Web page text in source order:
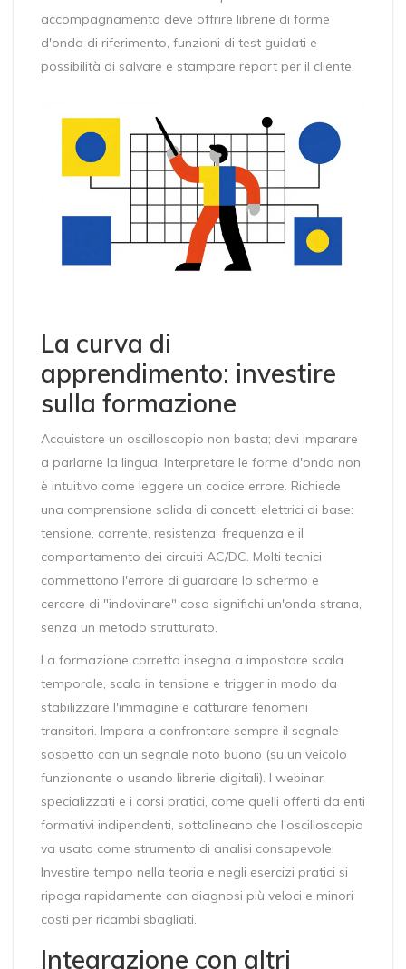
accompagnamento deve offrire librerie di forme
d'onda di riferimento, funzioni di test guidati e
possibilità di salvare e stampare report per il cliente.
La curva di
apprendimento: investire
sulla formazione
Acquistare un oscilloscopio non basta; devi imparare
a parlarne la lingua. Interpretare le forme d'onda non
è intuitivo come leggere un codice errore. Richiede
una comprensione solida di concetti elettrici di base:
tensione, corrente, resistenza, frequenza e il
comportamento dei circuiti AC/DC. Molti tecnici
commettono l'errore di guardare lo schermo e
cercare di "indovinare" cosa significhi un'onda strana,
senza un metodo strutturato.
La formazione corretta insegna a impostare scala
temporale, scala in tensione e trigger in modo da
stabilizzare l'immagine e catturare fenomeni
transitori. Impara a confrontare sempre il segnale
sospetto con un segnale noto buono (su un veicolo
funzionante o usando librerie digitali). I webinar
specializzati e i corsi pratici, come quelli offerti da enti
formativi indipendenti, sottolineano che l'oscilloscopio
va usato come strumento di analisi consapevole.
Investire tempo nella teoria e negli esercizi pratici si
ripaga rapidamente con diagnosi più veloci e minori
costi per ricambi sbagliati.
Integrazione con altri